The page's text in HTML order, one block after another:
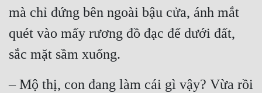
mà chỉ đứng bên ngoài bậu cửa, ánh mắt
quét vào mấy rương đồ đạc để dưới đất,
sắc mặt sầm xuống.
– Mộ thị, con đang làm cái gì vậy? Vừa rồi